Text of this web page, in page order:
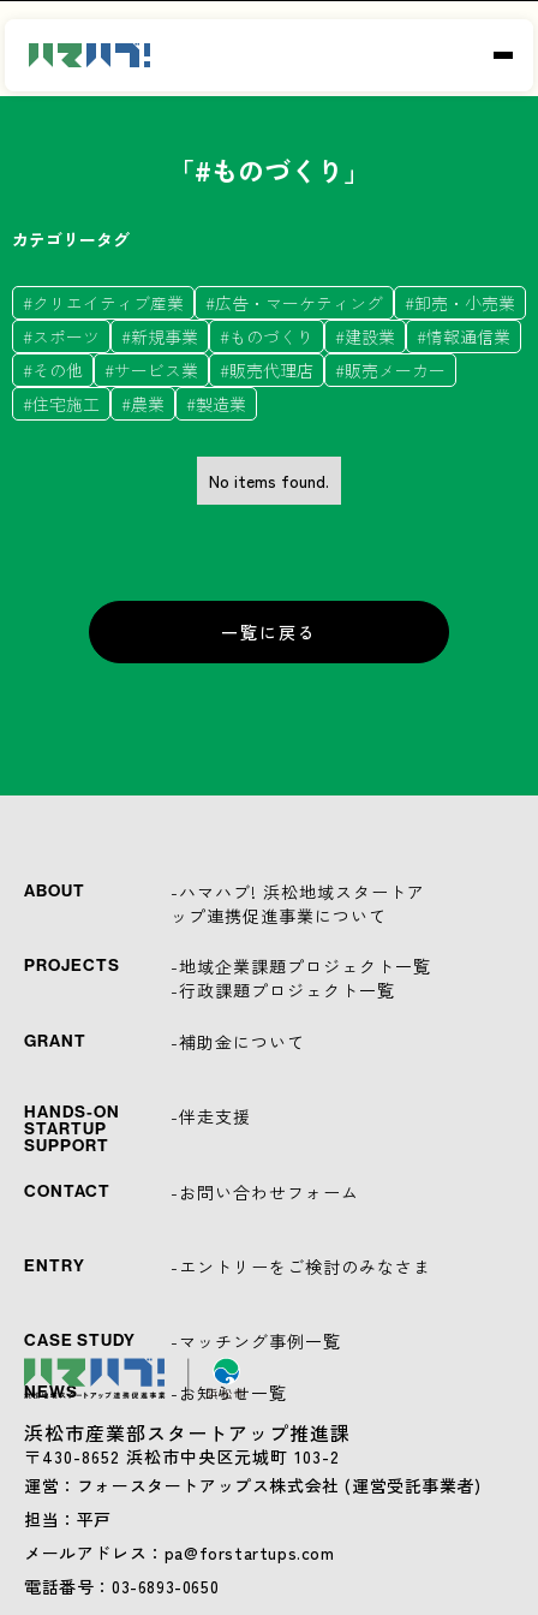
「#ものづくり 」
カテゴリータグ
#クリエイティブ産業 #広告・マーケティング #卸売・小売業
#スポーツ #新規事業 #ものづくり #建設業 #情報通信業
#その他 #サービス業 #販売代理店 #販売メーカー
#住宅施工 #農業 #製造業
No items found.
一覧に戻る
ABOUT
-ハマハブ! 浜松地域スタートア
ップ連携促進事業について
PROJECTS
-地域企業課題プロジェクト一覧
-行政課題プロジェクト一覧
GRANT -補助金について
HANDS-ON
STARTUP
SUPPORT
-伴走支援
CONTACT -お問い合わせフォーム
ENTRY -エントリーをご検討のみなさま
CASE STUDY -マッチング事例一覧
NEWS -お知らせ一覧
浜松市産業部スタートアップ推進課
〒430-8652 浜松市中央区元城町 103-2
運営：フォースタートアップス株式会社 (運営受託事業者)
担当：平戸
メールアドレス：pa@forstartups.com
電話番号：03-6893-0650